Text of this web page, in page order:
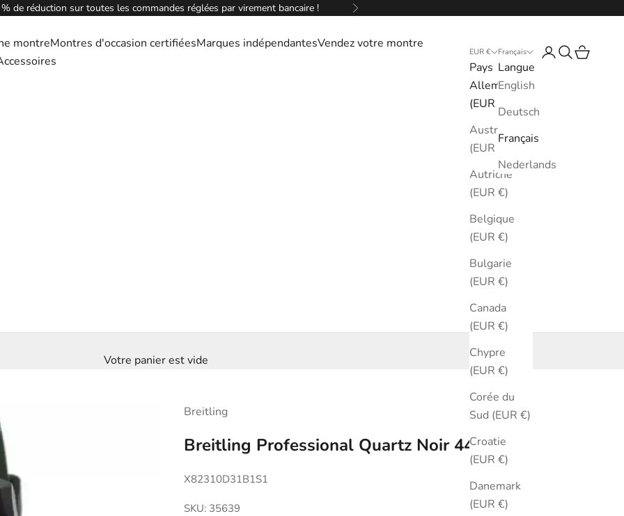
de réduction sur toutes les commandes réglées par virement bancaire ! Suivant
montreMontres d'occasion certifiéesMarques indépendantesVendez votre montre
EUR €
Pays
Allemagne
(EUR €)
Australie
(EUR €)
Autriche
(EUR €)
Belgique
(EUR €)
Bulgarie
(EUR €)
Canada
(EUR €)
Chypre
(EUR €)
Corée du
Sud (EUR €)
Croatie
(EUR €)
Danemark
(EUR €)
Français
Langue
English
Deutsch
Français
Nederlands
Connexion
Recherche
Panier
Votre panier est vide
Breitling
Breitling Professional Quartz Noir 44 mm
X82310D31B1S1
SKU: 35639